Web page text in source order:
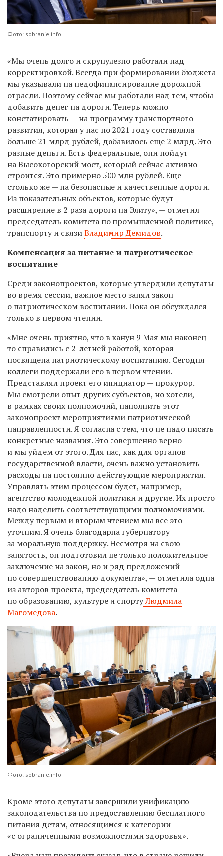
Фото: sobranie.info
«Мы очень долго и скрупулезно работали над
корректировкой. Всегда при формировании бюджета
мы указывали на недофинансирование дорожной
отрасли. Поэтому сейчас мы работали над тем, чтобы
добавить денег на дороги. Теперь можно
констатировать — на программу транспортного
развития, которая у нас по 2021 году составляла
больше 21 млрд рублей, добавилось еще 2 млрд. Это
разные деньги. Есть федеральные, они пойдут
на Высокогорский мост, который сейчас активно
строится. Это примерно 500 млн рублей. Еще
столько же — на безопасные и качественные дороги.
Из показательных объектов, которые будут —
расширение в 2 раза дороги на Элиту», — отметил
председатель комитета по промышленной политике,
транспорту и связиВладимир Демидов.
Компенсация за питание и патриотическое
воспитание
Среди законопроектов, которые утвердили депутаты
во время сессии, важное место занял закон
о патриотическом воспитании. Пока он обсуждался
только в первом чтении.
«Мне очень приятно, что в канун 9 Мая мы наконец-
то справились с 2-летней работой, которая
посвящена патриотическому воспитанию. Сегодня
коллеги поддержали его в первом чтении.
Представлял проект его инициатор — прокурор.
Мы смотрели опыт других субъектов, но хотели,
в рамках своих полномочий, наполнить этот
законопроект мероприятиями патриотической
направленности. Я согласна с тем, что не надо писать
конкретные названия. Это совершенно верно
и мы уйдем от этого. Для нас, как для органов
государственной власти, очень важно установить
расходы на постоянно действующие мероприятия.
Управлять этим процессом будет, например,
агентство молодежной политики и другие. Их просто
надо наделить соответствующими полномочиями.
Между первым и вторым чтением мы все это
уточним. Я очень благодарна губернатору
за моральную поддержку. Несмотря на свою
занятость, он подготовил не только положительное
заключение на закон, но и ряд предложений
по совершенствованию документа», — отметила одна
из авторов проекта, председатель комитета
по образованию, культуре и спортуЛюдмила
Магомедова.
Фото: sobranie.info
Кроме этого депутаты завершили унификацию
законодательства по предоставлению бесплатного
питания детям, относящимся к категории
«с ограниченными возможностями здоровья».